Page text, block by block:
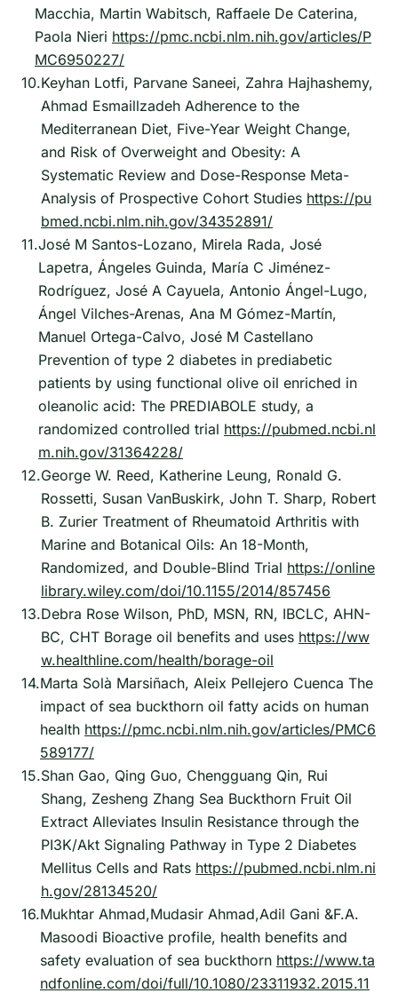
Macchia, Martin Wabitsch, Raffaele De Caterina,
Paola Nieri https://pmc.ncbi.nlm.nih.gov/articles/P
MC6950227/
10.Keyhan Lotfi, Parvane Saneei, Zahra Hajhashemy,
Ahmad Esmaillzadeh Adherence to the
Mediterranean Diet, Five-Year Weight Change,
and Risk of Overweight and Obesity: A
Systematic Review and Dose-Response Meta-
Analysis of Prospective Cohort Studies https://pu
bmed.ncbi.nlm.nih.gov/34352891/
11.José M Santos-Lozano, Mirela Rada, José
Lapetra, Ángeles Guinda, María C Jiménez-
Rodríguez, José A Cayuela, Antonio Ángel-Lugo,
Ángel Vilches-Arenas, Ana M Gómez-Martín,
Manuel Ortega-Calvo, José M Castellano
Prevention of type 2 diabetes in prediabetic
patients by using functional olive oil enriched in
oleanolic acid: The PREDIABOLE study, a
randomized controlled trial https://pubmed.ncbi.nl
m.nih.gov/31364228/
12.George W. Reed, Katherine Leung, Ronald G.
Rossetti, Susan VanBuskirk, John T. Sharp, Robert
B. Zurier Treatment of Rheumatoid Arthritis with
Marine and Botanical Oils: An 18-Month,
Randomized, and Double-Blind Trial https://online
library.wiley.com/doi/10.1155/2014/857456
13.Debra Rose Wilson, PhD, MSN, RN, IBCLC, AHN-
BC, CHT Borage oil benefits and uses https://ww
w.healthline.com/health/borage-oil
14.Marta Solà Marsiñach, Aleix Pellejero Cuenca The
impact of sea buckthorn oil fatty acids on human
health https://pmc.ncbi.nlm.nih.gov/articles/PMC6
589177/
15.Shan Gao, Qing Guo, Chengguang Qin, Rui
Shang, Zesheng Zhang Sea Buckthorn Fruit Oil
Extract Alleviates Insulin Resistance through the
PI3K/Akt Signaling Pathway in Type 2 Diabetes
Mellitus Cells and Rats https://pubmed.ncbi.nlm.ni
h.gov/28134520/
16.Mukhtar Ahmad,Mudasir Ahmad,Adil Gani &F.A.
Masoodi Bioactive profile, health benefits and
safety evaluation of sea buckthorn https://www.ta
ndfonline.com/doi/full/10.1080/23311932.2015.11